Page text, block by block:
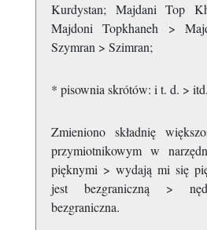
Kurdystan; Majdani Top
Majdoni Topkhaneh >
Szymran > Szimran;
* pisownia skrótów: i t. d. >
Zmieniono składnię
przymiotnikowym w
pięknymi > wydają mi się
jest bezgraniczną >
bezgraniczna.